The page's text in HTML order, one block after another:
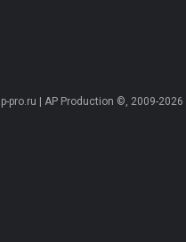
pro.ru | AP Production ©, 2009-2026 |